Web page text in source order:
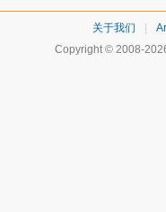
关于我们
Copyright © 2008-